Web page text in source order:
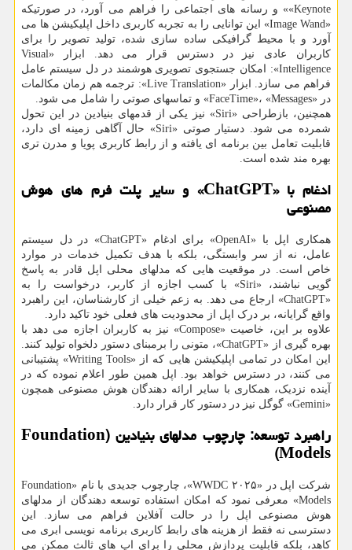
«Keynote» و رسانه های اجتماعی را فراهم می آورد، در صورتیکه
«Image Wand» این توانایی را به تجربه کاربری داخل اپلیکیشن ها می
آورد و با محیط گرافیکی ساده سازی شده، تولید تصویر را برای
کاربران عادی نیز در دسترس قرار می دهد. ابزار «Visual
Intelligence»: امکان جستجوی تصویری هوشمند در دل سیستم عامل
فراهم می سازد. ابزار «Live Translation»: ترجمه هم زمان مکالمات
در «FaceTime»، «Messages» و تماسهای صوتی را شامل می شود.
همچنین، بازطراحی «Siri» نیز یکی از قدمهای بنیادین در این تحول
شمرده می شود. دستیار صوتی «Siri» حال آگاهی زمینه ای دارد،
قابلیت تعامل بین برنامه ای یافته و از رابط کاربری پویا و مدرن تری
بهره مند شده است.
ادغام با «ChatGPT» و سایر پلت فرم های هوش
مصنوعی
همکاری اپل با «OpenAI» برای ادغام «ChatGPT» در دل سیستم
عامل، نه از سر وابستگی، بلکه با هدف تکمیل خدمات در موارد
خاص است. در موقعیت هایی که مدلهای محلی اپل قادر به پاسخ
گویی نباشند، «Siri» با کسب اجازه از کاربر، درخواست را به
«ChatGPT» ارجاع می دهد. به زعم خیلی از کارشناسان، این راهبرد
واقع گرایانه، بر درک اپل از محدودیت های فعلی خود تاکید دارد.
علاوه بر این، خاصیت «Compose» نیز به کاربران اجازه می دهد با
بهره گیری از «ChatGPT»، متونی را برمبنای دستور دلخواه تولید کنند.
این امکان در تمامی اپلیکیشن هایی که از «Writing Tools» پشتیبانی
می کنند، در دسترس خواهد بود. اپل همین طور اعلام نموده که در
آینده نزدیک، همکاری با سایر ارائه دهندگان هوش مصنوعی همچون
«Gemini» گوگل نیز در دستور کار قرار دارد.
راهبرد توسعه: چارچوب مدلهای بنیادین (Foundation
Models)
شرکت اپل در «WWDC ۲۰۲۵»، چارچوب جدیدی با نام «Foundation
Models» معرفی نمود که امکان استفاده توسعه دهندگان از مدلهای
هوش مصنوعی اپل را در حالت آفلاین فراهم می سازد. این
دسترسی نه فقط از هزینه های رابط کاربری برنامه نویسی ابری می
کاهد، بلکه قابلیت پردازش محلی را برای اپ های ثالث ممکن می